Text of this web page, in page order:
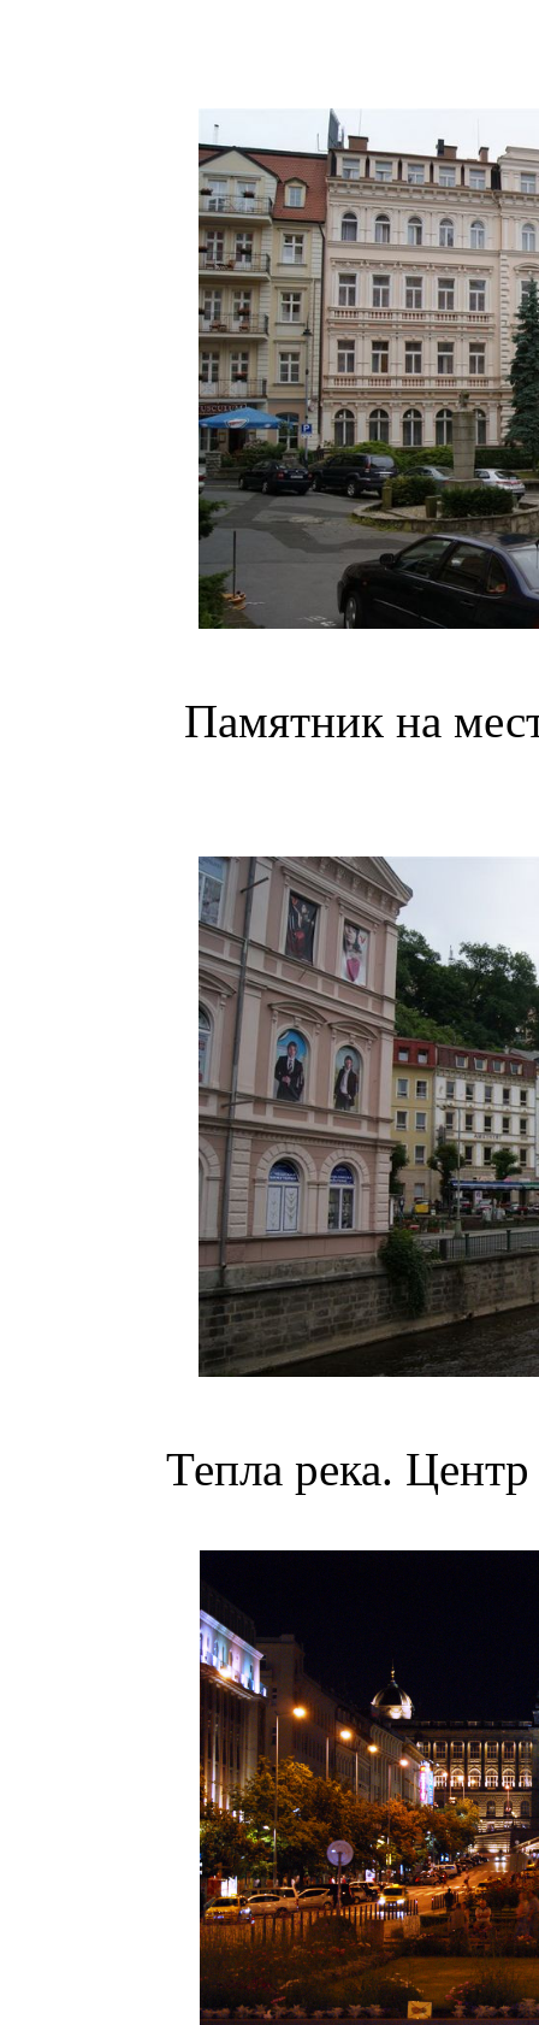
Памятник на
Тепла река.